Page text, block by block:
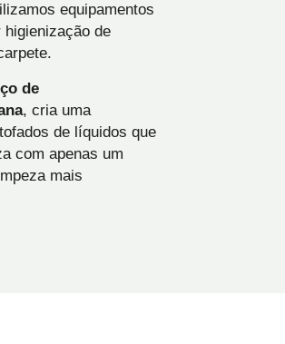
equipamentos
de
de
, cria uma
de líquidos que
com apenas um
mais